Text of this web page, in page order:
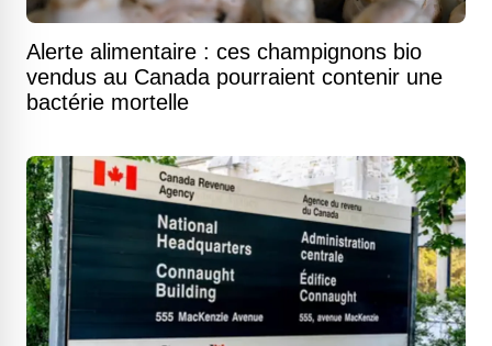
Alerte alimentaire : ces champignons bio
vendus au Canada pourraient contenir une
bactérie mortelle